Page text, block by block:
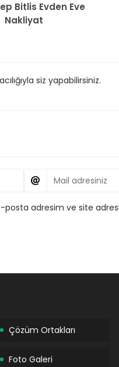
Bitlis Evden Eve
Nakliyat
siz yapabilirsiniz.
posta adresim ve site
Çözüm Ortakları
Foto Galeri